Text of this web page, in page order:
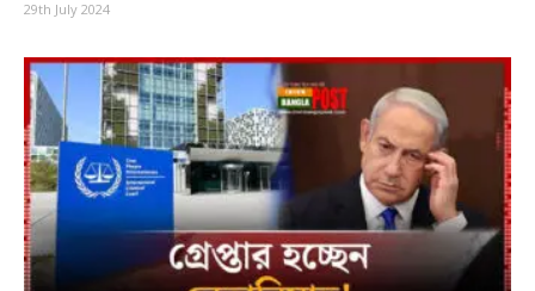
29th July 2024